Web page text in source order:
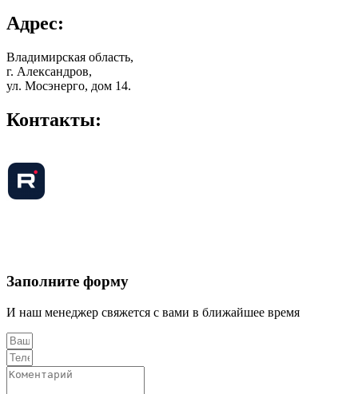
Адрес:
Владимирская область,
г. Александров,
ул. Мосэнерго, дом 14.
Контакты:
Заполните форму
И наш менеджер свяжется с вами в ближайшее время